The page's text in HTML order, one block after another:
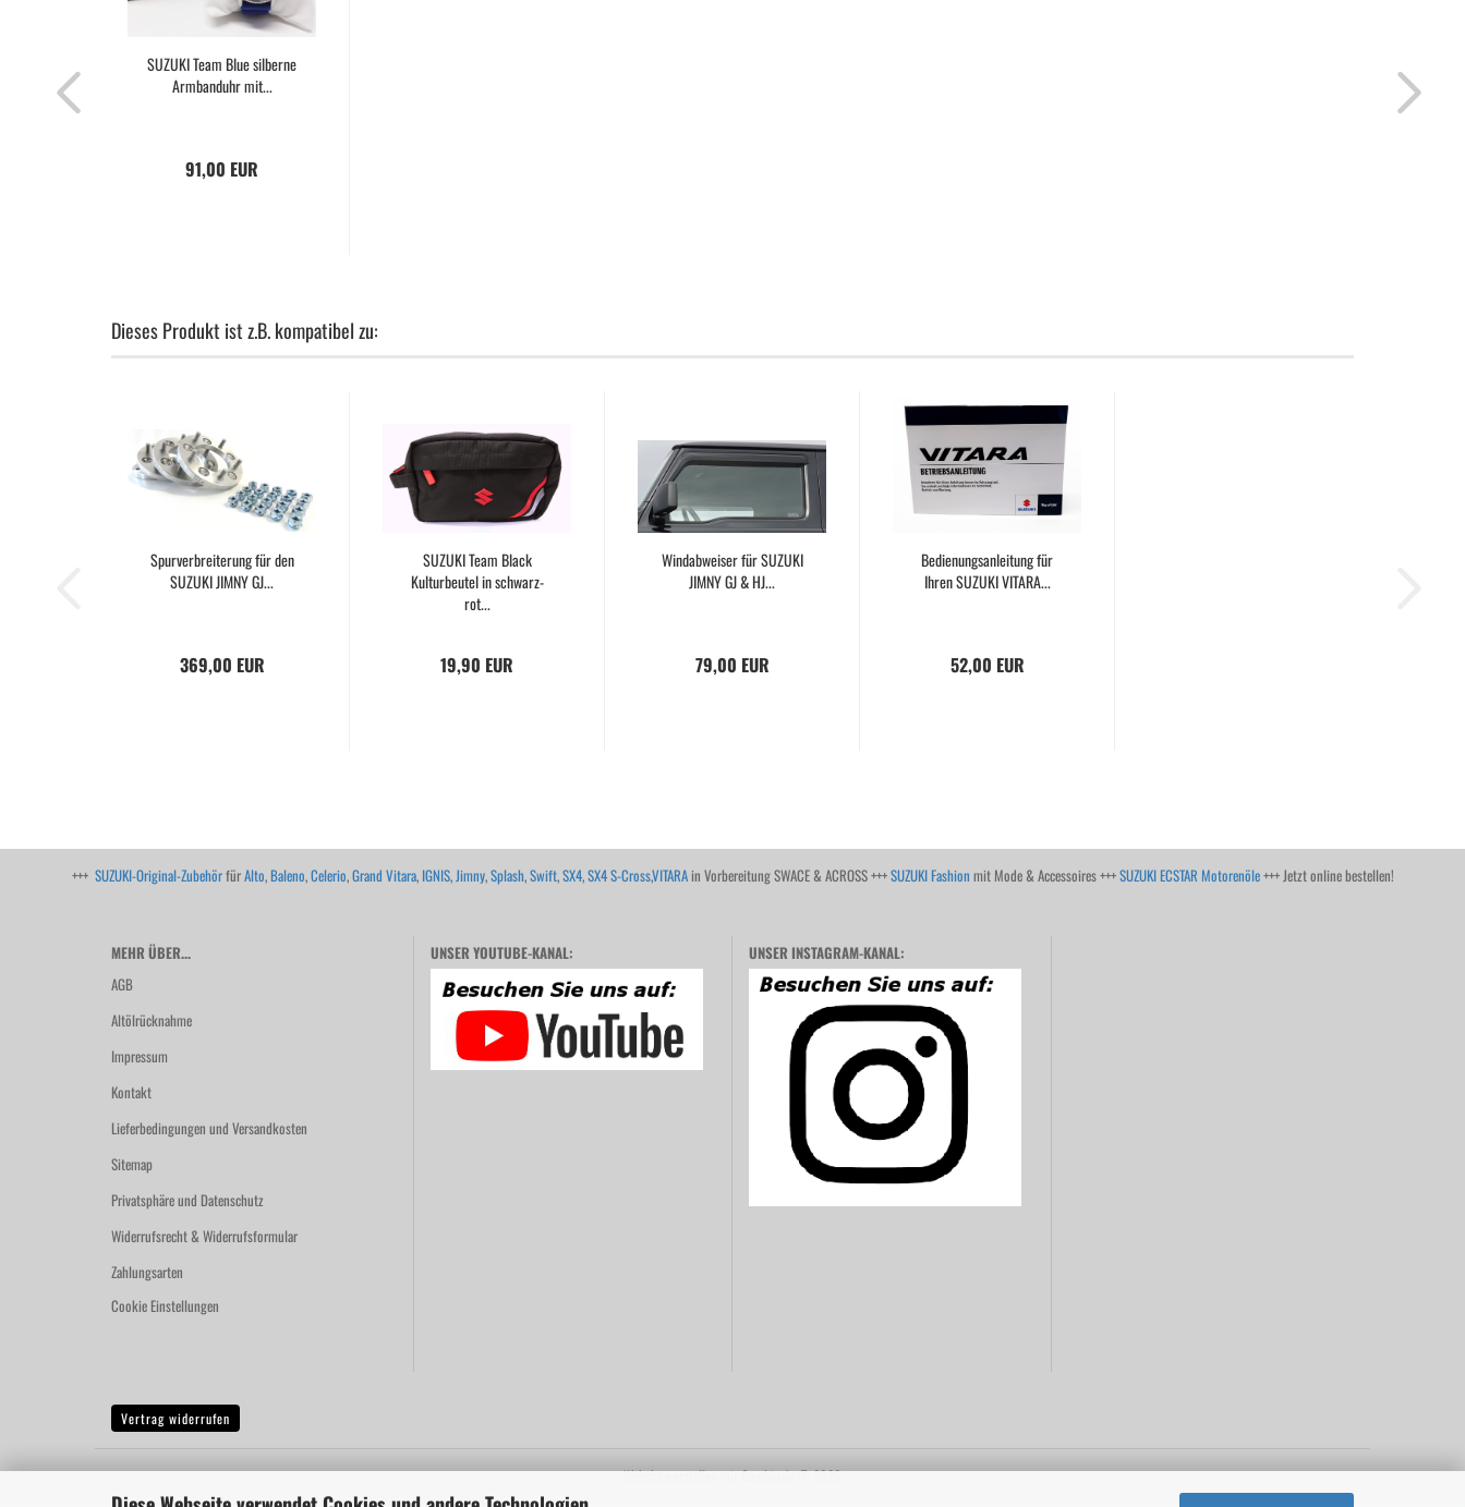
SUZUKI Team Blue silberne
Armbanduhr mit...
91,00 EUR
Dieses Produkt ist z.B. kompatibel zu:
Spurverbreiterung für den
SUZUKI JIMNY GJ...
369,00 EUR
SUZUKI Team Black
Kulturbeutel in schwarz-
rot...
19,90 EUR
Windabweiser für SUZUKI
JIMNY GJ & HJ...
79,00 EUR
Bedienungsanleitung für
Ihren SUZUKI VITARA...
52,00 EUR
+++ SUZUKI-Original-ZubehörfürAlto,Baleno,Celerio,Grand Vitara, IGNIS,Jimny,Splash,Swift,SX4,SX4 S-Cross,VITARAin Vorbereitung SWACE & ACROSS +++SUZUKI Fashion mit Mode & Accessoires +++SUZUKI ECSTAR Motorenöle+++ Jetzt online bestellen!
MEHR ÜBER...
AGB
Altölrücknahme
Impressum
Kontakt
Lieferbedingungen und Versandkosten
Sitemap
Privatsphäre und Datenschutz
Widerrufsrecht & Widerrufsformular
Zahlungsarten
Cookie Einstellungen
UNSER YOUTUBE-KANAL: UNSER INSTAGRAM-KANAL:
Vertrag widerrufen
Webshop erstellenmit Gambio.de © 2026